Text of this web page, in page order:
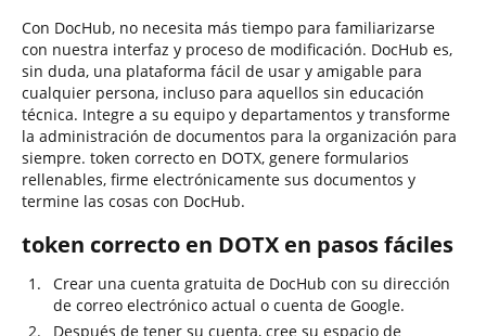
Con DocHub, no necesita más tiempo para familiarizarse
con nuestra interfaz y proceso de modificación. DocHub es,
sin duda, una plataforma fácil de usar y amigable para
cualquier persona, incluso para aquellos sin educación
técnica. Integre a su equipo y departamentos y transforme
la administración de documentos para la organización para
siempre. token correcto en DOTX, genere formularios
rellenables, firme electrónicamente sus documentos y
termine las cosas con DocHub.
token correcto en DOTX en pasos fáciles
Crear una cuenta gratuita de DocHub con su dirección
de correo electrónico actual o cuenta de Google.
Después de tener su cuenta, cree su espacio de